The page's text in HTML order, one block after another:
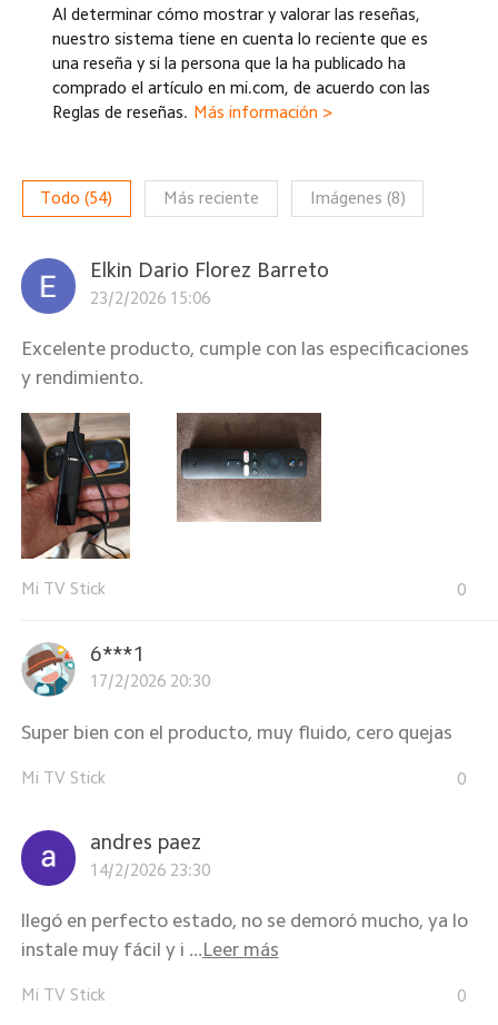
Al determinar cómo mostrar y valorar las reseñas,
nuestro sistema tiene en cuenta lo reciente que es
una reseña y si la persona que la ha publicado ha
comprado el artículo en mi.com, de acuerdo con las
Reglas de reseñas. Más información >
Todo (54) Más reciente Imágenes (8)
Elkin Dario Florez Barreto
23/2/2026 15:06
Excelente producto, cumple con las especificaciones
y rendimiento.
Mi TV Stick 0
6***1
17/2/2026 20:30
Super bien con el producto, muy fluido, cero quejas
Mi TV Stick 0
andres paez
14/2/2026 23:30
llegó en perfecto estado, no se demoró mucho, ya lo
instale muy fácil y i ... Leer más
Mi TV Stick 0